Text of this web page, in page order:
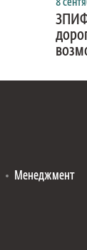
8
Менеджмент